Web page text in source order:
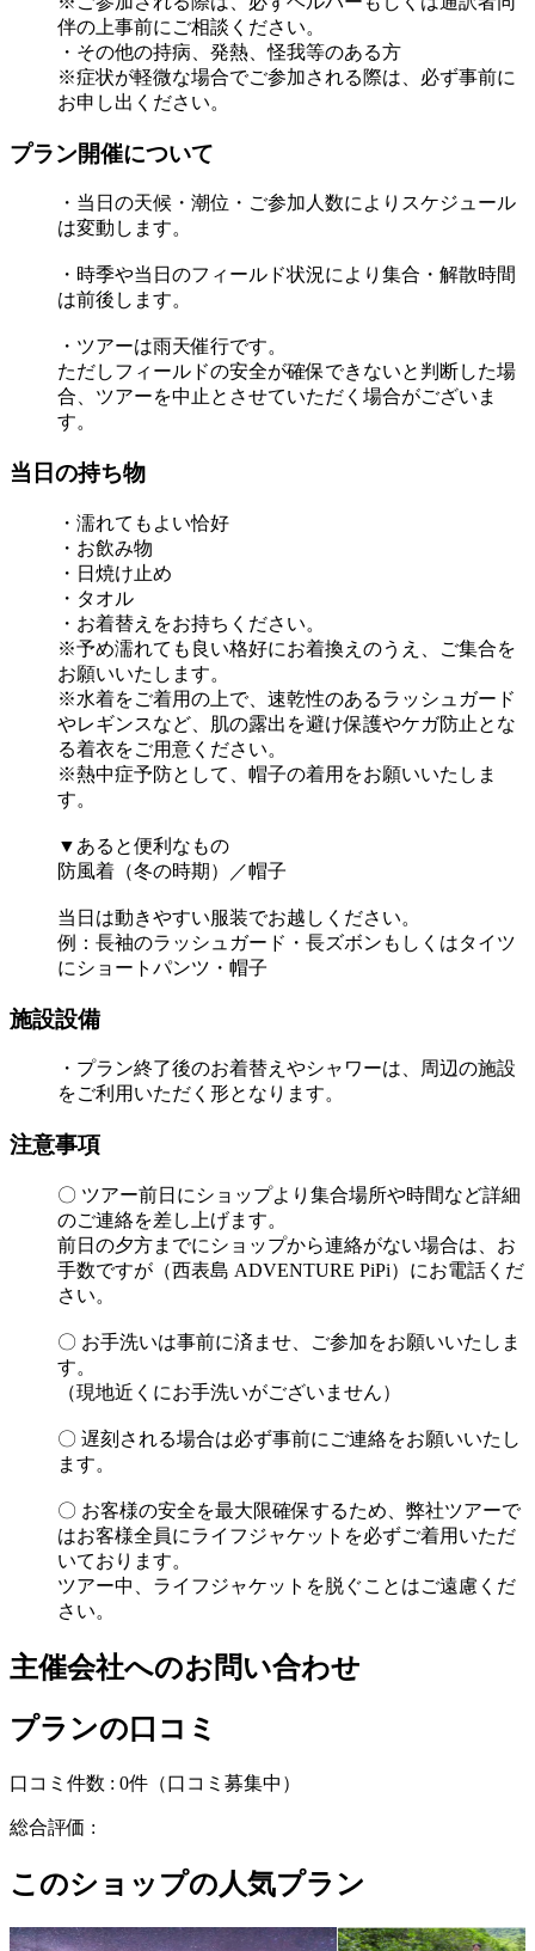
伴の上事前にご相談ください。
・その他の持病、発熱、怪我等のある方
※症状が軽微な場合でご参加される際は、必ず事前に
お申し出ください。
プラン開催について
・当日の天候・潮位・ご参加人数によりスケジュール
は変動します。
・時季や当日のフィールド状況により集合・解散時間
は前後します。
・ツアーは雨天催行です。
ただしフィールドの安全が確保できないと判断した場
合、ツアーを中止とさせていただく場合がございま
す。
当日の持ち物
・濡れてもよい恰好
・お飲み物
・日焼け止め
・タオル
・お着替えをお持ちください。
※予め濡れても良い格好にお着換えのうえ、ご集合を
お願いいたします。
※水着をご着用の上で、速乾性のあるラッシュガード
やレギンスなど、肌の露出を避け保護やケガ防止とな
る着衣をご用意ください。
※熱中症予防として、帽子の着用をお願いいたしま
す。
▼あると便利なもの
防風着（冬の時期）／帽子
当日は動きやすい服装でお越しください。
例：長袖のラッシュガード・長ズボンもしくはタイツ
にショートパンツ・帽子
施設設備
・プラン終了後のお着替えやシャワーは、周辺の施設
をご利用いただく形となります。
注意事項
〇 ツアー前日にショップより集合場所や時間など詳細
のご連絡を差し上げます。
前日の夕方までにショップから連絡がない場合は、お
手数ですが（西表島 ADVENTURE PiPi）にお電話くだ
さい。
〇 お手洗いは事前に済ませ、ご参加をお願いいたしま
す。
（現地近くにお手洗いがございません）
〇 遅刻される場合は必ず事前にご連絡をお願いいたし
ます。
〇 お客様の安全を最大限確保するため、弊社ツアーで
はお客様全員にライフジャケットを必ずご着用いただ
いております。
ツアー中、ライフジャケットを脱ぐことはご遠慮くだ
さい。
主催会社へのお問い合わせ
プランの口コミ
口コミ件数 : 0件 （口コミ募集中）
総合評価 :
このショップの人気プラン